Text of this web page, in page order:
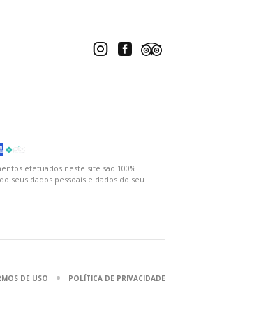
efetuados neste site são 100%
seus dados pessoais e dados do seu
DE USO POLÍTICA DE PRIVACIDADE